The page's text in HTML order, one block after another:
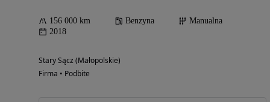
156 000 km Benzyna
Manualna
2018
Stary Sącz (Małopolskie)
Firma • Podbite